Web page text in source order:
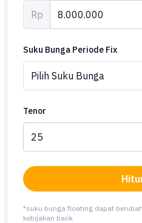
Rp
Suku Bunga Periode Fix
Tenor
*suku bunga floating dapat
kebijakan bank